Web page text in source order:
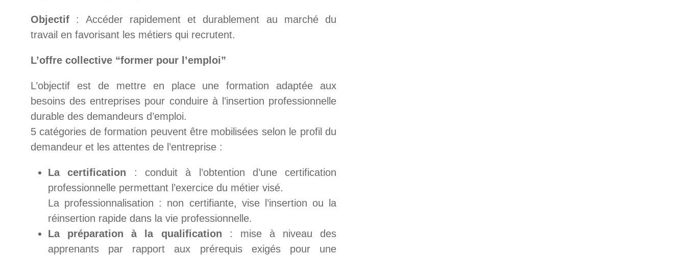
Objectif : Accéder rapidement et durablement au marché du
travail en favorisant les métiers qui recrutent.
L’offre collective “former pour l’emploi”
L’objectif est de mettre en place une formation adaptée aux
besoins des entreprises pour conduire à l’insertion professionnelle
durable des demandeurs d’emploi.
5 catégories de formation peuvent être mobilisées selon le profil du
demandeur et les attentes de l’entreprise :
La certification : conduit à l’obtention d’une certification
professionnelle permettant l’exercice du métier visé.
La professionnalisation : non certifiante, vise l’insertion ou la
réinsertion rapide dans la vie professionnelle.
La préparation à la qualification : mise à niveau des
apprenants par rapport aux prérequis exigés pour une